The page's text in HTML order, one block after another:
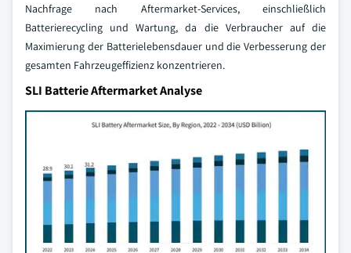
Nachfrage nach Aftermarket-Services, einschließlich
Batterierecycling und Wartung, da die Verbraucher auf die
Maximierung der Batterielebensdauer und die Verbesserung der
gesamten Fahrzeugeffizienz konzentrieren.
SLI Batterie Aftermarket Analyse